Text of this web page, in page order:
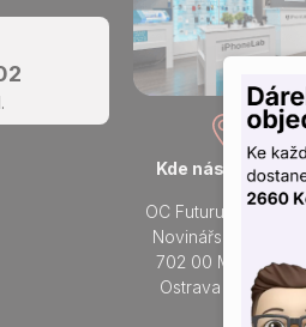
Kde nás najdete
OC Futurum Ostrava
Novinářská 3178/6
702 00 Moravská
Ostrava a Přívoz